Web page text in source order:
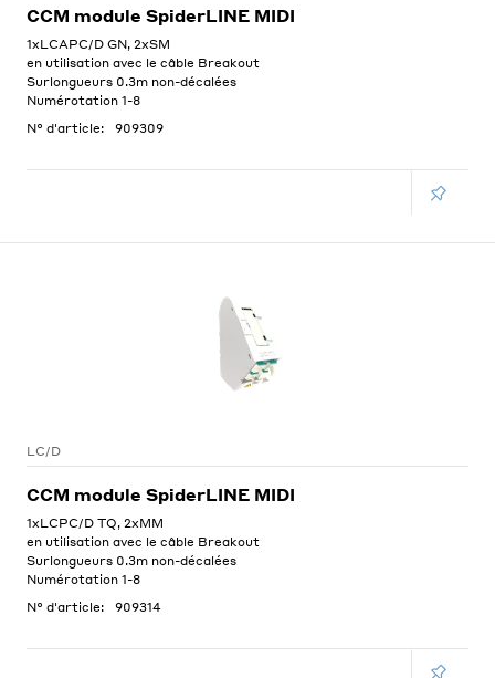
CCM module SpiderLINE MIDI
1xLCAPC/D GN, 2xSM
en utilisation avec le câble Breakout
Surlongueurs 0.3m non-décalées
Numérotation 1-8
N° d'article:
909309
LC/D
CCM module SpiderLINE MIDI
1xLCPC/D TQ, 2xMM
en utilisation avec le câble Breakout
Surlongueurs 0.3m non-décalées
Numérotation 1-8
N° d'article:
909314